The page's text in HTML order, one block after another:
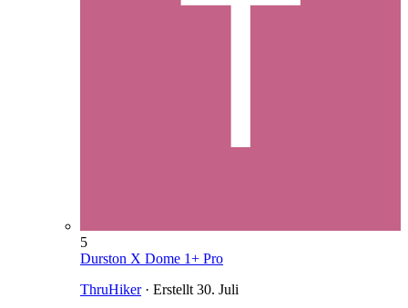
5
Durston X Dome 1+ Pro
ThruHiker· Erstellt 30. Juli